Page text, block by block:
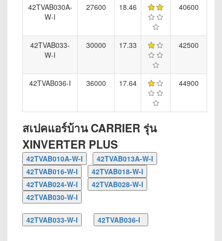
42TVAB030A-
W-I
27600 18.46 40600
42TVAB033-
W-I
30000 17.33 42500
42TVAB036-I 36000 17.64 44900
สเปคแอร์บ้าน CARRIER รุ่น
XINVERTER PLUS